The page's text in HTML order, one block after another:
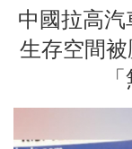
中國拉高
生存空間